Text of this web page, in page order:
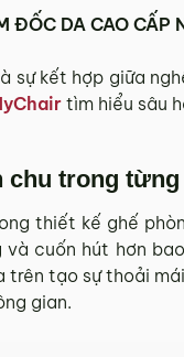
ĐỐC DA CAO CẤP
sự kết hợp giữa
tìm hiểu sâu
chu trong
thiết kế ghế
cuốn hút hơn
tạo sự thoải
gian.
tất cả các
tỉnh/thành phố
với khách hàng
phát sinh hoặc